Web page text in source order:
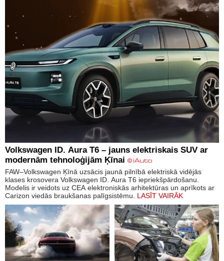
Volkswagen ID. Aura T6 – jauns elektriskais SUV ar
modernām tehnoloģijām Ķīnai
FAW–Volkswagen Ķīnā uzsācis jaunā pilnībā elektriskā vidējās
klases krosovera Volkswagen ID. Aura T6 iepriekšpārdošanu.
Modelis ir veidots uz CEA elektroniskās arhitektūras un aprīkots ar
Carizon viedās braukšanas palīgsistēmu. LASĪT VAIRĀK